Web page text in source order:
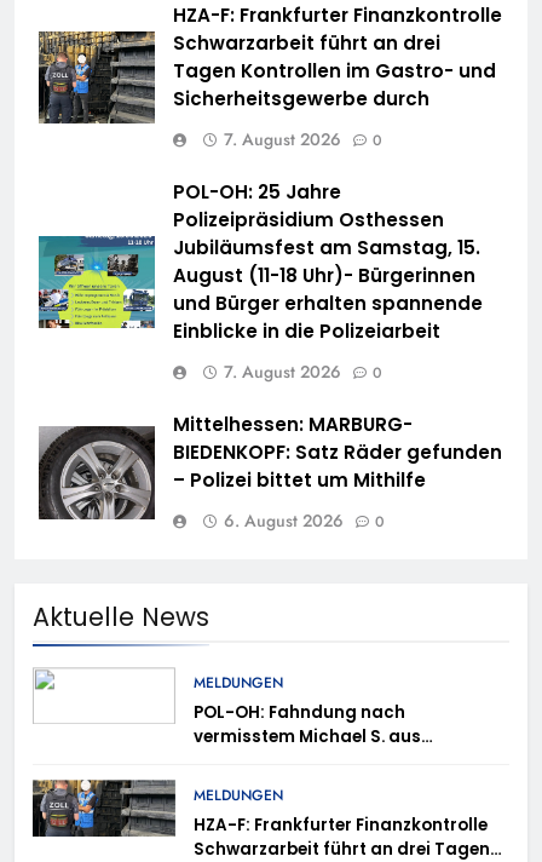
HZA-F: Frankfurter Finanzkontrolle
Schwarzarbeit führt an drei
Tagen Kontrollen im Gastro- und
Sicherheitsgewerbe durch
7. August 2026 0
POL-OH: 25 Jahre
Polizeipräsidium Osthessen
Jubiläumsfest am Samstag, 15.
August (11-18 Uhr)- Bürgerinnen
und Bürger erhalten spannende
Einblicke in die Polizeiarbeit
7. August 2026 0
Mittelhessen: MARBURG-
BIEDENKOPF: Satz Räder gefunden
– Polizei bittet um Mithilfe
6. August 2026 0
Aktuelle News
MELDUNGEN
POL-OH: Fahndung nach
vermisstem Michael S. aus
MELDUNGEN
HZA-F: Frankfurter Finanzkontrolle
Schwarzarbeit führt an drei Tagen